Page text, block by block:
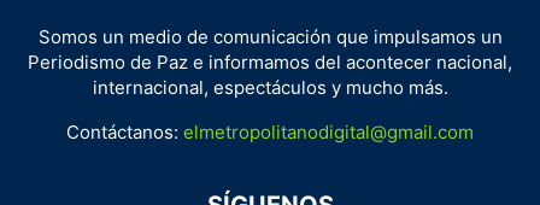
Somos un medio de comunicación que impulsamos un
Periodismo de Paz e informamos del acontecer nacional,
internacional, espectáculos y mucho más.
Contáctanos: elmetropolitanodigital@gmail.com